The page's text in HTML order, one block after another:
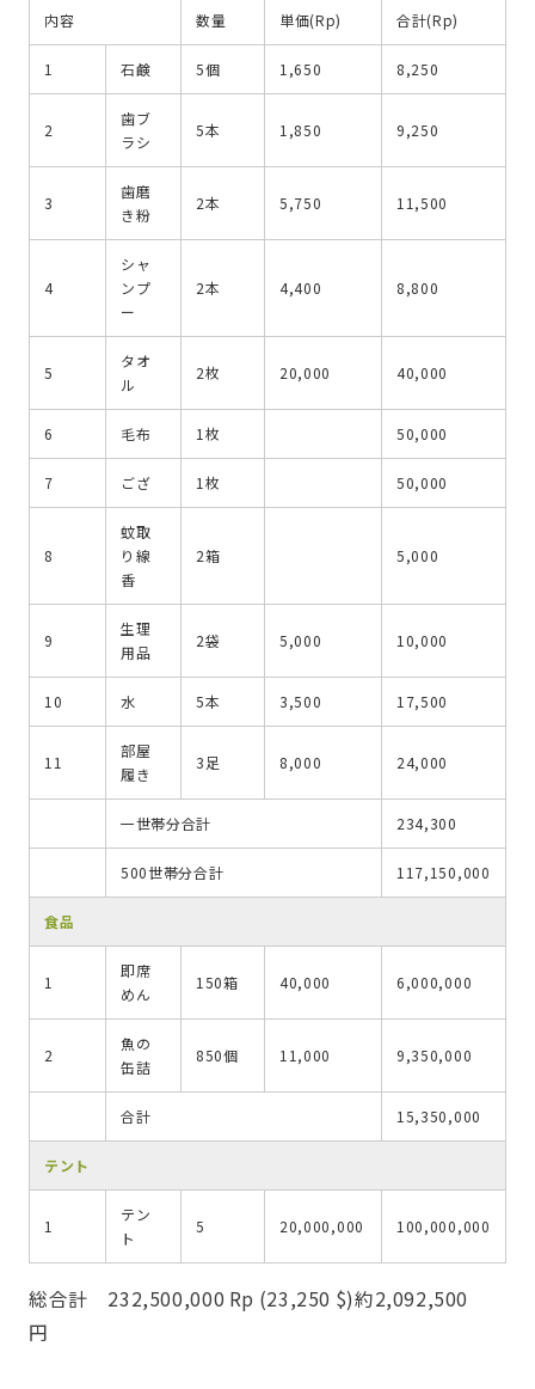
内容 数量 単価(Rp) 合計(Rp)
1 石鹸 5個 1,650 8,250
2
歯ブ
ラシ
5本 1,850 9,250
3
歯磨
き粉
2本 5,750 11,500
4
シャ
ンプ
ー
2本 4,400 8,800
5
タオ
ル
2枚 20,000 40,000
6 毛布 1枚 50,000
7 ござ 1枚 50,000
8
蚊取
り線
香
2箱 5,000
9
生理
用品
2袋 5,000 10,000
10 水 5本 3,500 17,500
11
部屋
履き
3足 8,000 24,000
一世帯分合計 234,300
500世帯分合計 117,150,000
食品
1
即席
めん
150箱 40,000 6,000,000
2
魚の
缶詰
850個 11,000 9,350,000
合計 15,350,000
テント
1
テン
ト
5 20,000,000 100,000,000
総合計 232,500,000 Rp (23,250 $)約2,092,500
円